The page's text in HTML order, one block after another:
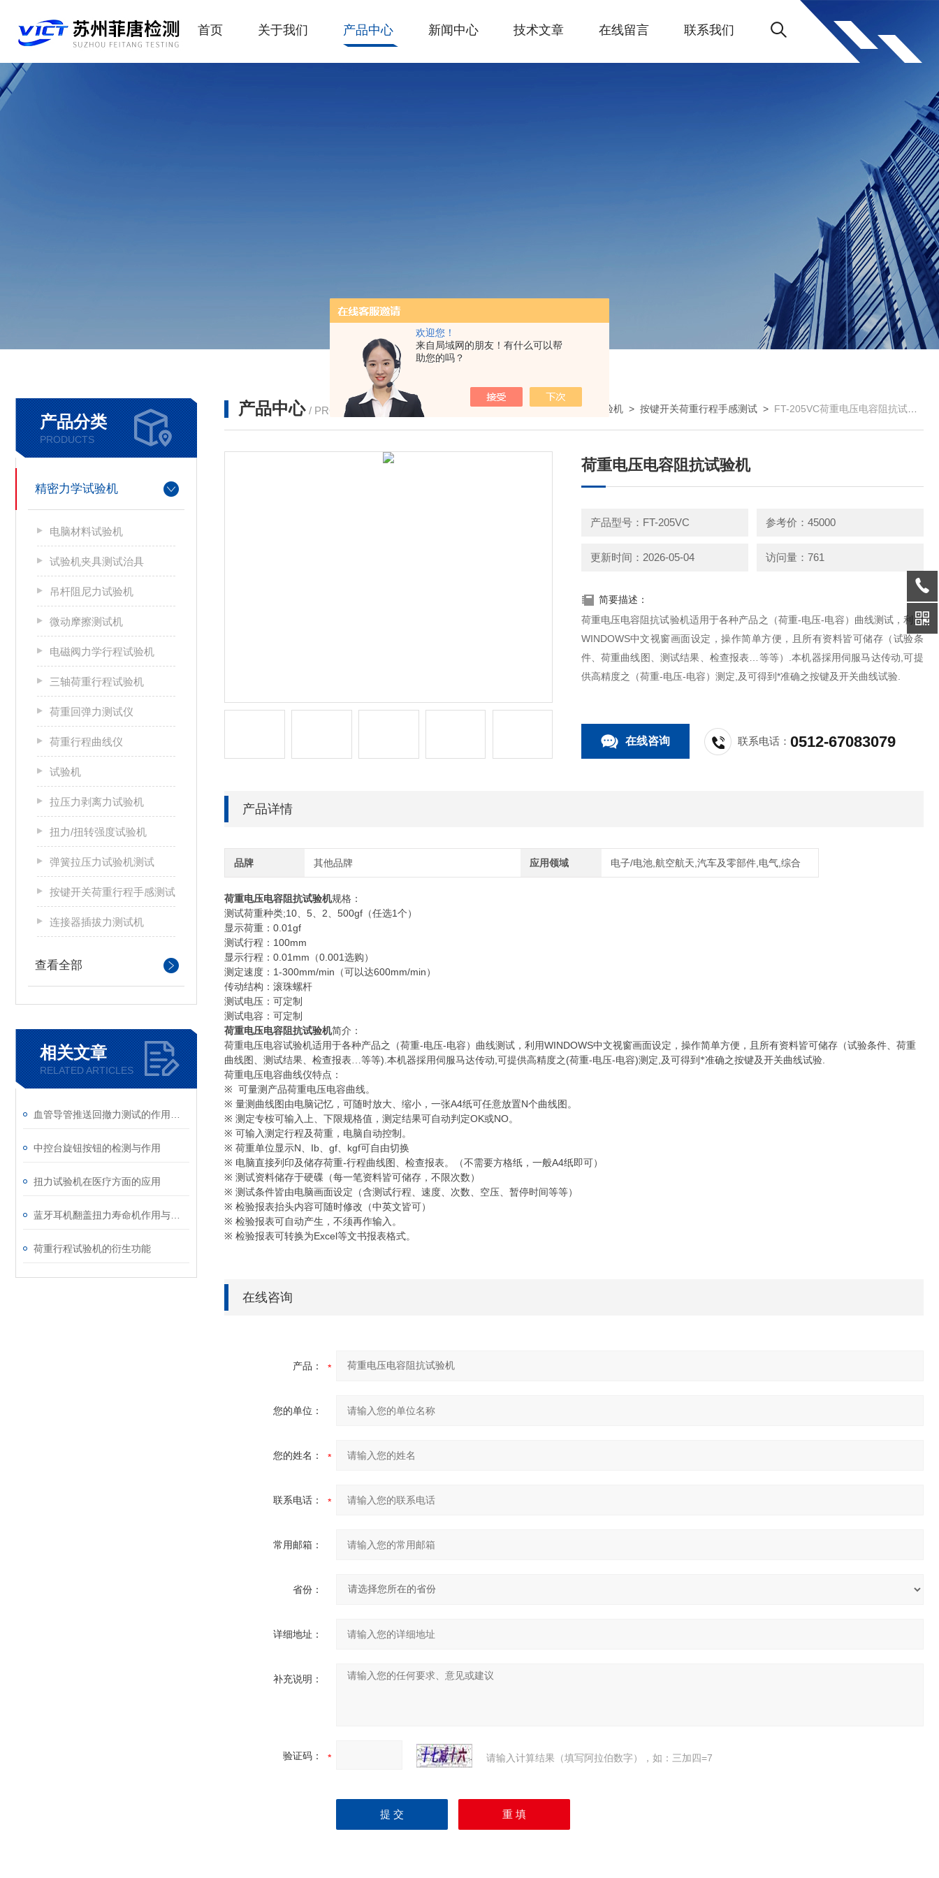
欢迎您！
来自局域网的朋友！有什么可以帮
助您的吗？
首页 关于我们 产品中心 新闻中心 技术文章 在线留言 联系我们
产品分类
PRODUCTS
精密力学试验机
电脑材料试验机
试验机夹具测试治具
吊杆阻尼力试验机
微动摩擦测试机
电磁阀力学行程试验机
三轴荷重行程试验机
荷重回弹力测试仪
荷重行程曲线仪
试验机
拉压力剥离力试验机
扭力/扭转强度试验机
弹簧拉压力试验机测试
按键开关荷重行程手感测试
连接器插拔力测试机
查看全部
相关文章
RELATED ARTICLES
中控台旋钮按钮的检测与作用
扭力试验机在医疗方面的应用
荷重行程试验机的衍生功能
产品中心 / PRODUCTS 我的位置： 首页>产品中心>精密力学试验机 >按键开关荷重行程手感测试 > FT-205VC荷重电压电容阻抗试验机
荷重电压电容阻抗试验机
产品型号：FT-205VC 参考价：45000
更新时间：2026-05-04 访问量：761
简要描述：
荷重电压电容阻抗试验机适用于各种产品之（荷重-电压-电容）曲线测试，利用
WINDOWS中文视窗画面设定，操作简单方便，且所有资料皆可储存（试验条
件、荷重曲线图、测试结果、检查报表…等等）.本机器採用伺服马达传动,可提
供高精度之（荷重-电压-电容）测定,及可得到*准确之按键及开关曲线试验.
在线咨询 联系电话：0512-67083079
产品详情
品牌 其他品牌 应用领域 电子/电池,航空航天,汽车及零部件,电气,综合
荷重电压电容阻抗试验机规格：
测试荷重种类;10、 5、 2、 500gf （任选1 个）
显示荷重： 0.01gf
测试行程： 100mm
显示行程： 0.01mm （0.001 选购）
测定速度： 1-300mm/min （可以达600mm/min ）
传动结构：滚珠螺杆
测试电压：可定制
测试电容：可定制
荷重电压电容阻抗试验机简介：
荷重电压电容试验机适用于各种产品之（荷重-电压-电容）曲线测试，利用WINDOWS中文视窗画面设定，操作简单方便，且所有资料皆可储存（试验条件、荷重
曲线图、测试结果、检查报表…等等). 本机器採用伺服马达传动 可提供高精度之 (荷重-电压-电容)测定 及可得到*准确之按键及开关曲线试验
荷重电压电容曲线仪特点：
※ 可量测产品荷重电压电容曲线。
※ 量测曲线图由电脑记忆，可随时放大、缩小，一张A4纸可任意放置N个曲线图。
※ 测定专桉可输入上、下限规格值，测定结果可自动判定OK或NO。
※ 可输入测定行程及荷重，电脑自动控制。
※ 荷重单位显示N、 Ib、 gf、 kgf可自由切换
※ 电脑直接列印及储存荷重-行程曲线图、检查报表。（不需要方格纸，一般A4纸即可）
※ 测试资料储存于硬碟（每一笔资料皆可储存，不限次数）
※ 测试条件皆由电脑画面设定（含测试行程、速度、次数、空压、暂停时间等等）
※ 检验报表抬头内容可随时修改（中英文皆可）
※ 检验报表可自动产生，不须再作输入。
※ 检验报表可转换为Excel等文书报表格式。
在线咨询
产品：
您的单位：
您的姓名：
联系电话：
常用邮箱：
省份：
详细地址：
补充说明：
验证码： 请输入计算结果（填写阿拉伯数字），如：三加四=7